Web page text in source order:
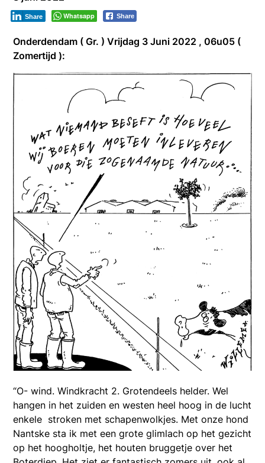
Whatsapp Share
Share
Onderdendam ( Gr. ) Vrijdag 3 Juni 2022 , 06u05 (
Zomertijd ):
“O- wind. Windkracht 2. Grotendeels helder. Wel
hangen in het zuiden en westen heel hoog in de lucht
enkele stroken met schapenwolkjes. Met onze hond
Nantske sta ik met een grote glimlach op het gezicht
op het hoogholtje, het houten bruggetje over het